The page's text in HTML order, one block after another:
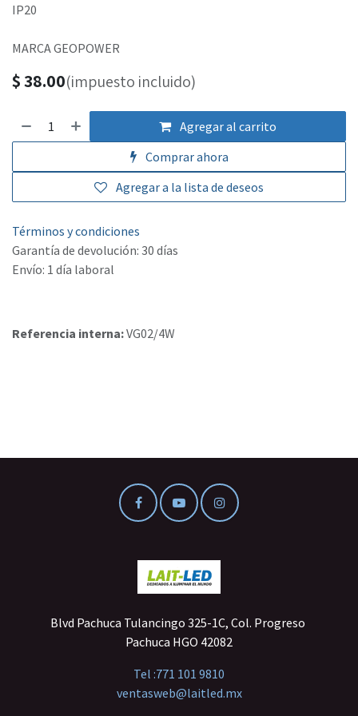
IP20
MARCA GEOPOWER
$38.00(impuesto incluido)
Agregar al carrito
Comprar ahora
Agregar a la lista de deseos
Términos y condiciones
Garantía de devolución: 30 días
Envío: 1 día laboral
Referencia interna:VG02/4W
Blvd Pachuca Tulancingo 325-1C, Col. Progreso
Pachuca HGO 42082
Tel :771 101 9810
ventasweb@laitled.mx